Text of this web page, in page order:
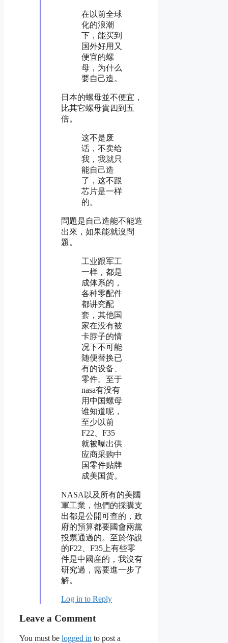
在以前全球
化的浪潮
下，能买到
国外好用又
便宜的螺
母，为什么
要自己造。
日本的螺母並不便宜，
比其它螺母貴四到五
倍。
这不是废
话，不卖给
我，我就只
能自己造
了，这不跟
芯片是一样
的。
問題是自己造能不能造
出來，如果能就沒問
題。
工业跟军工
一样，都是
成体系的，
各种零配件
都讲究配
套，其他国
家在没有被
卡脖子的情
况下不可能
随便替换已
有的设备、
零件。至于
nasa有没有
用中国螺母
谁知道呢，
至少以前
F22、F35
就被曝出供
应商采购中
国零件贴牌
成美国货。
NASA以及所有的美國
軍工業，他們的採購支
出都是公開可查的，政
府的預算都要國會兩黨
投票通過的。至於你說
的F22、F35上有些零
件是中國産的，我沒有
研究過，需要進一步了
解。
Log in to Reply
Leave a Comment
You must be logged in to post a